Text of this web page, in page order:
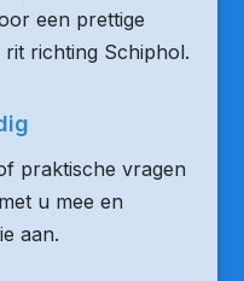
een prettige
richting Schiphol.
praktische vragen
u mee en
aan.